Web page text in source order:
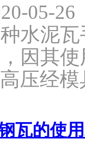
05-26
水泥
因其
压经
瓦的使